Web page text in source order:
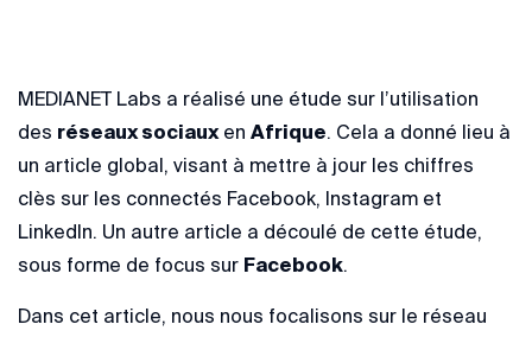
MEDIANET Labs a réalisé une étude sur l’utilisation
des réseaux sociaux en Afrique. Cela a donné lieu à
un article global, visant à mettre à jour les chiffres
clès sur les connectés Facebook, Instagram et
LinkedIn. Un autre article a découlé de cette étude,
sous forme de focus sur Facebook.
Dans cet article, nous nous focalisons sur le réseau